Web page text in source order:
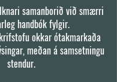
samanborið við smærri
handbók fylgir.
okkar ótakmarkaða
meðan á samsetningu
stendur.